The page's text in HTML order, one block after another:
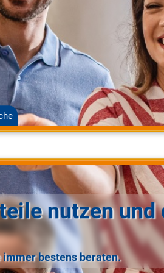
nutzen und
bestens beraten.